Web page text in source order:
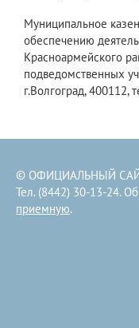
Муниципальное
обеспечению
Красноармейского
подведомственных
г.Волгоград, 400112,
© ОФИЦИАЛЬНЫЙ
Тел. (8442) 30-13-24.
приемную.